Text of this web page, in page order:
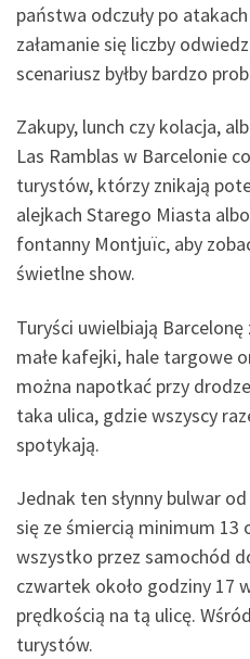
państwa odczuły po
załamanie się liczby
scenariusz byłby bardzo
Zakupy, lunch czy kolacja,
Las Ramblas w Barcelonie
turystów, którzy znikają
alejkach Starego Miasta
fontanny Montjuïc, aby
świetlne show.
Turyści uwielbiają
małe kafejki, hale targowe
można napotkać przy
taka ulica, gdzie wszyscy
spotykają.
Jednak ten słynny bulwar
się ze śmiercią minimum 13
wszystko przez samochód
czwartek około godziny 17
prędkością na tą ulicę.
turystów.